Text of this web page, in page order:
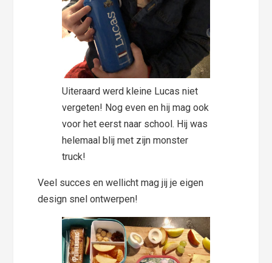
Uiteraard werd kleine Lucas niet
vergeten! Nog even en hij mag ook
voor het eerst naar school. Hij was
helemaal blij met zijn monster
truck!
Veel succes en wellicht mag jij je eigen
design snel ontwerpen!